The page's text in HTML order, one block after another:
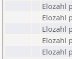
Elozahl
Elozahl
Elozahl
Elozahl
Elozahl